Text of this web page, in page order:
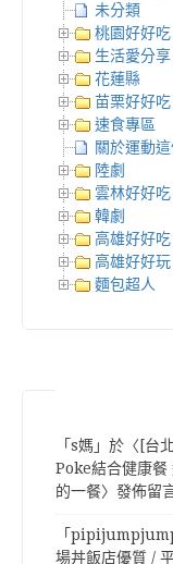
未分類
桃園好好吃
生活愛分享
花蓮縣
苗栗好好吃
速食專區
關於運動
陸劇
雲林好好吃
韓劇
高雄好好吃
高雄好好玩
麵包超人
「s媽 」於〈 [台
Poke結合健康餐
的一餐〉發佈留
「
場丼飯店優質 /